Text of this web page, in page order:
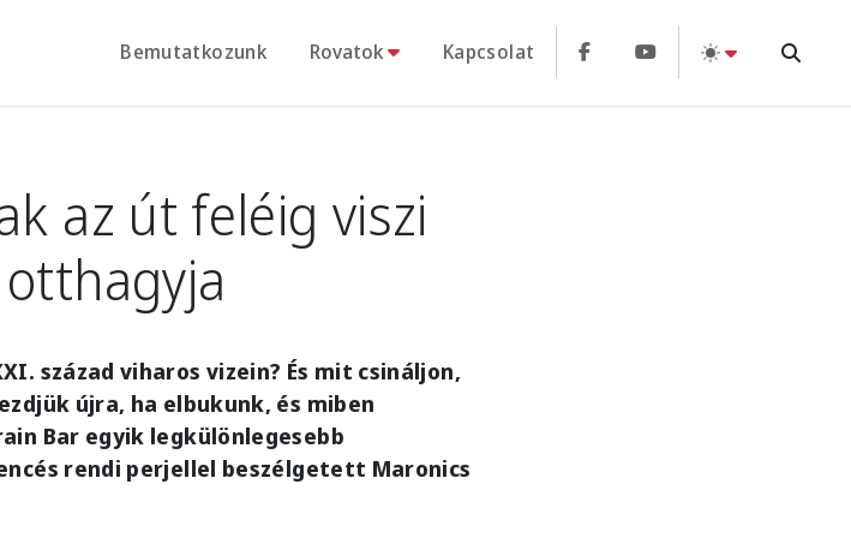
Bemutatkozunk Rovatok Kapcsolat
az út feléig viszi
század viharos vizein? És mit csináljon,
újra, ha elbukunk, és miben
Bar egyik legkülönlegesebb
rendi perjellel beszélgetett Maronics